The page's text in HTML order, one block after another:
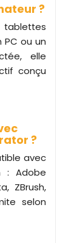
?
ou un
elle
conçu
?
avec
: Adobe
ZBrush,
selon